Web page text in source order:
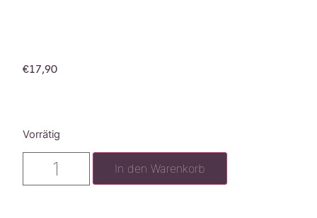
€17,90
Vorrätig
In den Warenkorb